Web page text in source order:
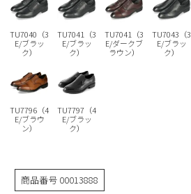
new balance
営業日カレンダー
休業日 お問い合わせ窓口休業日
2026 年8月
日 月
9
10
TU7040（3
E/ブラッ
ク）
TU7041（3
E/ブラッ
ク）
TU7041（3
E/ダークブ
ラウン）
TU7043（3
E/ブラッ
ク）
TU7796（4
E/ブラウ
ン）
TU7797（4
E/ブラッ
ク）
商品番号 00013888